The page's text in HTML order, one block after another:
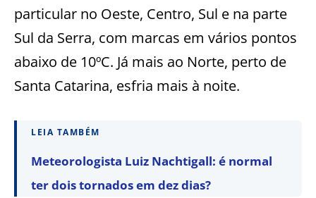
particular no Oeste, Centro, Sul e na parte
Sul da Serra, com marcas em vários pontos
abaixo de 10ºC. Já mais ao Norte, perto de
Santa Catarina, esfria mais à noite.
LEIA TAMBÉM
Meteorologista Luiz Nachtigall: é normal
ter dois tornados em dez dias?